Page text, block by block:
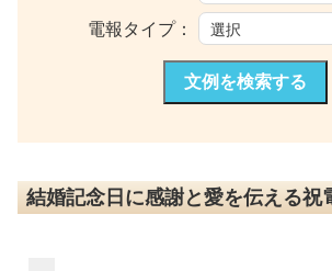
電報タイプ：
文例を検索する
結婚記念日に感謝と愛を伝える祝